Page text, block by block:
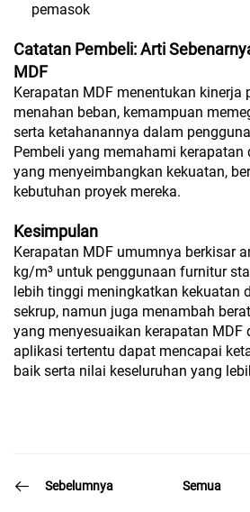
pemasok
Catatan Pembeli: Arti
MDF
Kerapatan MDF menentukan kinerja
menahan beban, kemampuan
serta ketahanannya dalam
Pembeli yang memahami
yang menyeimbangkan kekuatan,
kebutuhan proyek mereka.
Kesimpulan
Kerapatan MDF umumnya berkisar
kg/m³ untuk penggunaan furnitur
lebih tinggi meningkatkan kekuatan
sekrup, namun juga menambah
yang menyesuaikan kerapatan MDF
aplikasi tertentu dapat mencapai
baik serta nilai keseluruhan yang
Sebelumnya Semua